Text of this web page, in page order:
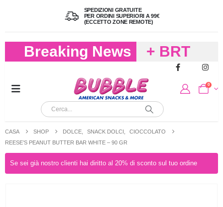
SPEDIZIONI GRATUITE
PER ORDINI SUPERIORI A 99€
(ECCETTO ZONE REMOTE)
Breaking News
+ BRT
FREDDO
PER
0
CASA SHOP DOLCE SNACK DOLCI
CIOCCOLATO
REESE’S PEANUT BUTTER BAR WHITE – 90 GR
Se sei già nostro clienti hai diritto al 20% di sconto sul tuo ordine